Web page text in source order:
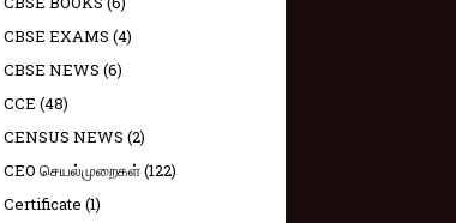
CBSE EXAMS (4)
CBSE NEWS (6)
CCE (48)
CENSUS NEWS (2)
CEO செயல்முறைகள்(122)
Certificate (1)